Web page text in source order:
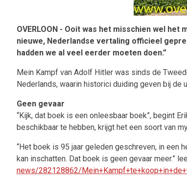
OVERLOON - Ooit was het misschien wel
nieuwe, Nederlandse vertaling officieel
hadden we al veel eerder moeten doen.”
Mein Kampf van Adolf Hitler was sinds de
Nederlands, waarin historici duiding geven bij de
Geen gevaar
“Kijk, dat boek is een onleesbaar boek”, begint
beschikbaar te hebben, krijgt het een soort van
“Het boek is 95 jaar geleden geschreven, in een
kan inschatten. Dat boek is geen gevaar meer.”
news/282128862/